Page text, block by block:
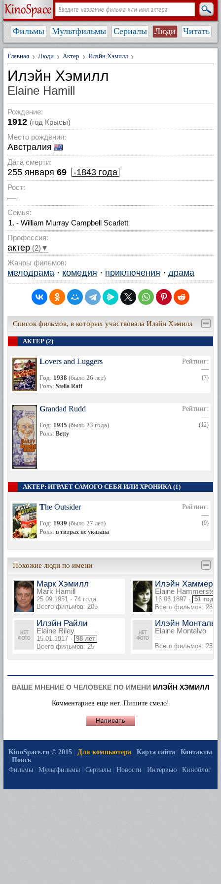
Фильмы Мультфильмы Сериалы Люди Читать
Главная Люди Актер Илэйн Хэмилл
Илэйн Хэмилл
Elaine Hamill
Рождение:
1912 (год Крысы)
Место рождения:
Австралия
Дата смерти:
255 января 69 -1843 года
Рост:
—
Семья:
- William Murray Campbell Scarlett
Профессия:
актер (2)▼
Жанры фильмов:
мелодрама · комедия · приключения · драма
Список фильмов, в которых участвовала Илэйн Хэмилл
АКТЕР (2)
Lovers and Luggers
Год: 1938 (было 26 лет)
Роль: Stella Raff
Рейтинг:
—
(7)
Grandad Rudd
Год: 1935 (было 23 года)
Роль: Betty
Рейтинг:
—
(12)
АКТЕР: ИГРАЕТ САМОГО СЕБЯ ИЛИ ХРОНИКА (1)
The Outsider
Год: 1939 (было 27 лет)
Роль: в титрах не указана
Рейтинг:
—
(9)
Похожие люди по имени
Марк Хэмилл
Mark Hamill
25.09.1951 · 74 года
Всего фильмов: 205
Илэйн
Elaine Hammerstein
16.06.1897 · 51 год
Всего фильмов: 28
Илэйн Райли
Elaine Riley
15.01.1917 · 98 лет
Всего фильмов: 25
Илэйн
Elaine Montalvo
—
Всего фильмов: 25
ВАШЕ МНЕНИЕ О ЧЕЛОВЕКЕ ПО ИМЕНИ ИЛЭЙН ХЭМИЛЛ
Комментариев еще нет. Пишите смело!
KinoSpace.ru © 2015 Для компьютера Карта сайта
Контакты
Поиск
Фильмы
Мультфильмы Сериалы Новости Интервью Киноблог